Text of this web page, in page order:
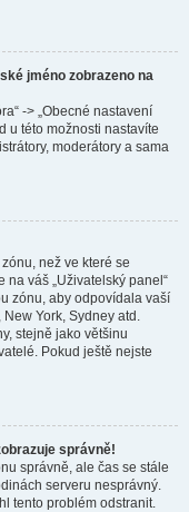
jméno zobrazeno na
-> „Obecné nastavení
u této možnosti nastavíte
moderátory a sama
než ve které se
váš „Uživatelský panel“
zónu, aby odpovídala vaší
York, Sydney atd.
stejně jako většinu
Pokud ještě nejste
správně!
správně, ale čas se stále
serveru nesprávný.
tento problém odstranit.